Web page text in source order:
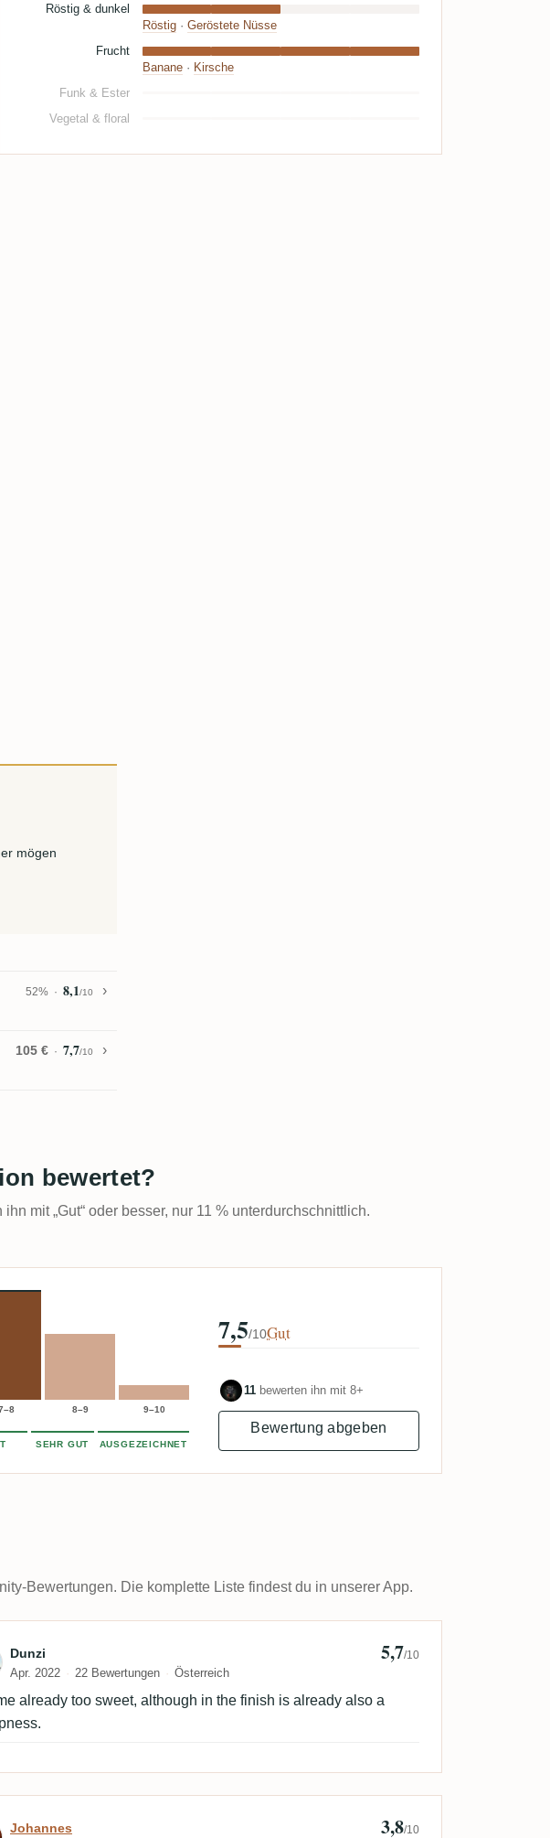
Röstig & dunkel
Röstig· Geröstete Nüsse
Frucht
Banane· Kirsche
Funk & Ester
Vegetal & floral
mögen
52% 8,1/10
105 € 7,7/10
bewertet?
mit „Gut“ oder besser, nur 11 % unterdurchschnittlich.
8–9 9–10
SEHR GUT AUSGEZEICHNET
7,5/10Gut
11 bewerten ihn mit 8+
Bewertung abgeben
Bewertungen. Die komplette Liste findest du in unserer App.
von Dunzi
Dunzi
Apr. 2022 22 Bewertungen Österreich
5,7/10
already too sweet, although in the finish is already also a
von Johannes
Johannes 3,8/10